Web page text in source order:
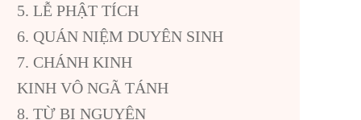
5. LỄ PHẬT TÍCH
6. QUÁN NIỆM DUYÊN SINH
7. CHÁNH KINH
KINH VÔ NGÃ TÁNH
8. TỪ BI NGUYỆN
Satthā deva-manussānaṃ,
Buddho, Bhagavā’ti taṃ
Arahatt’ādi-
guṇa-saṃyuttaṃ Buddhaṃ